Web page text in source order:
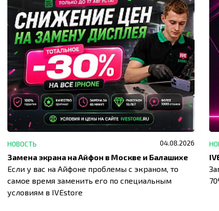
НОВОСТЬ 04.08.2026
Замена экрана на Айфон в Москве и Балашихе
Если у вас на Айфоне проблемы с экраном, то
самое время заменить его по специальным
условиям в IVEstore